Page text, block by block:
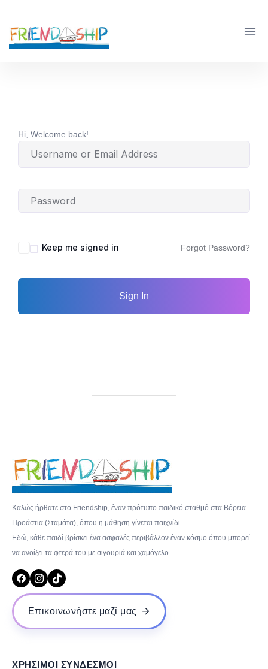
Hi, Welcome back!
Keep me signed in Forgot Password?
Sign In
Καλώς ήρθατε στο Friendship, έναν πρότυπο παιδικό σταθμό στα Βόρεια
Προάστια (Σταμάτα), όπου η μάθηση γίνεται παιχνίδι.
Εδώ, κάθε παιδί βρίσκει ένα ασφαλές περιβάλλον έναν κόσμο όπου μπορεί
να ανοίξει τα φτερά του με σιγουριά και χαμόγελο.
Επικοινωνήστε μαζί μας
ΧΡΗΣΙΜΟΙ ΣΥΝΔΕΣΜΟΙ